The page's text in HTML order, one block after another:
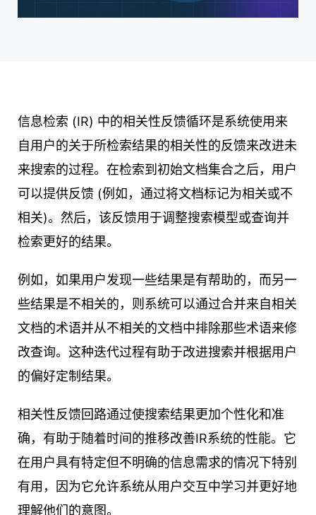
信息检索 (IR) 中的相关性反馈循环是系统使用来
自用户的关于所检索结果的相关性的反馈来改进未
来搜索的过程。在检索到初始文档集合之后，用户
可以提供反馈 (例如，通过将文档标记为相关或不
相关)。然后，该反馈用于调整搜索模型或查询并
检索更好的结果。
例如，如果用户发现一些结果是有帮助的，而另一
些结果是不相关的，则系统可以通过合并来自相关
文档的术语并从不相关的文档中排除那些术语来修
改查询。这种迭代过程有助于改进搜索并根据用户
的偏好定制结果。
相关性反馈回路通过使搜索结果更加个性化和准
确，有助于随着时间的推移改善IR系统的性能。它
在用户具有特定但不明确的信息需求的情况下特别
有用，因为它允许系统从用户交互中学习并更好地
理解他们的意图。